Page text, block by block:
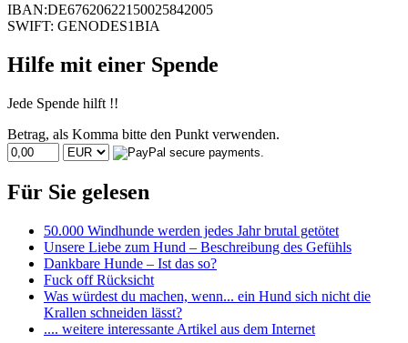
IBAN:DE67620622150025842005
SWIFT: GENODES1BIA
Hilfe mit einer Spende
Jede Spende hilft !!
Betrag, als Komma bitte den Punkt verwenden.
Für Sie gelesen
50.000 Windhunde werden jedes Jahr brutal getötet
Unsere Liebe zum Hund – Beschreibung des Gefühls
Dankbare Hunde – Ist das so?
Fuck off Rücksicht
Was würdest du machen, wenn... ein Hund sich nicht die
Krallen schneiden lässt?
.... weitere interessante Artikel aus dem Internet